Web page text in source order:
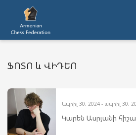
ՖՈՏՈ և ՎԻԴԵՈ
Ապրիլ 30, 2024 - ապրիլ 30,
Կարեն Ասրյանի